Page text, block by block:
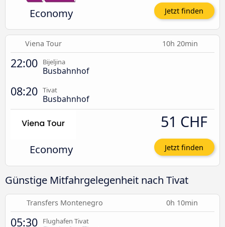
Economy Jetzt finden
Viena Tour 10h 20min
22:00 Bijeljina
Busbahnhof
08:20 Tivat
Busbahnhof
Economy
51 CHF
Jetzt finden
Günstige Mitfahrgelegenheit nach Tivat
Transfers Montenegro 0h 10min
05:30 Flughafen Tivat